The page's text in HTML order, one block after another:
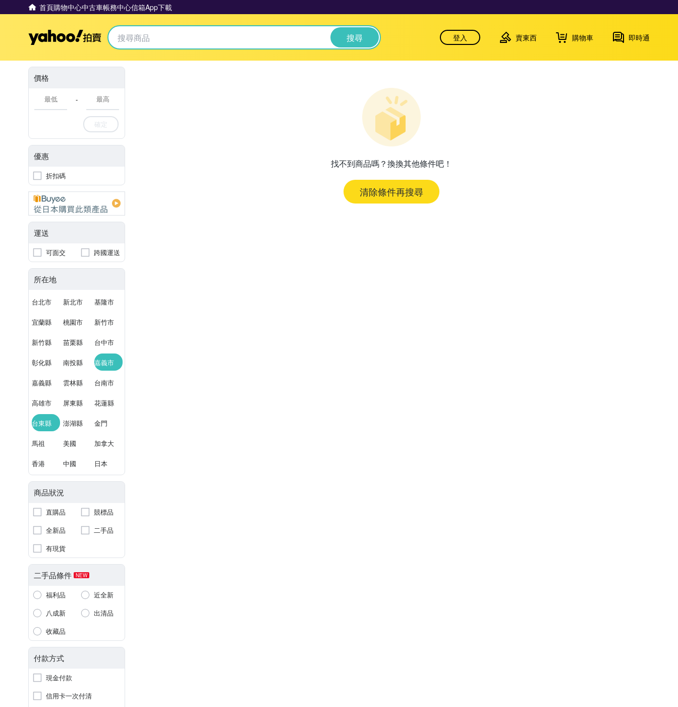
首頁購物中心中古車帳務中心信箱App下載
Yahoo拍賣 搜尋 登入 賣東西 購物車 即時通
價格
-
確定
優惠
折扣碼
運送
可面交 跨國運送
所在地
台北市 新北市 基隆市
宜蘭縣 桃園市 新竹市
新竹縣 苗栗縣 台中市
彰化縣 南投縣 嘉義市
嘉義縣 雲林縣 台南市
高雄市 屏東縣 花蓮縣
台東縣 澎湖縣 金門
馬祖 美國 加拿大
香港 中國 日本
商品狀況
直購品
競標品
全新品
二手品
有現貨
二手品條件 NEW
福利品
近全新
八成新
出清品
收藏品
付款方式
現金付款
信用卡一次付清
找不到商品嗎？換換其他條件吧！
清除條件再搜尋